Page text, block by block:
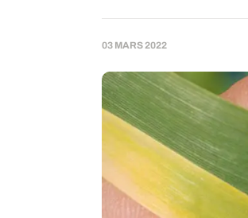
03 MARS 2022